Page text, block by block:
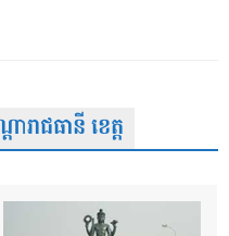
ាជធានី ខេត្ត